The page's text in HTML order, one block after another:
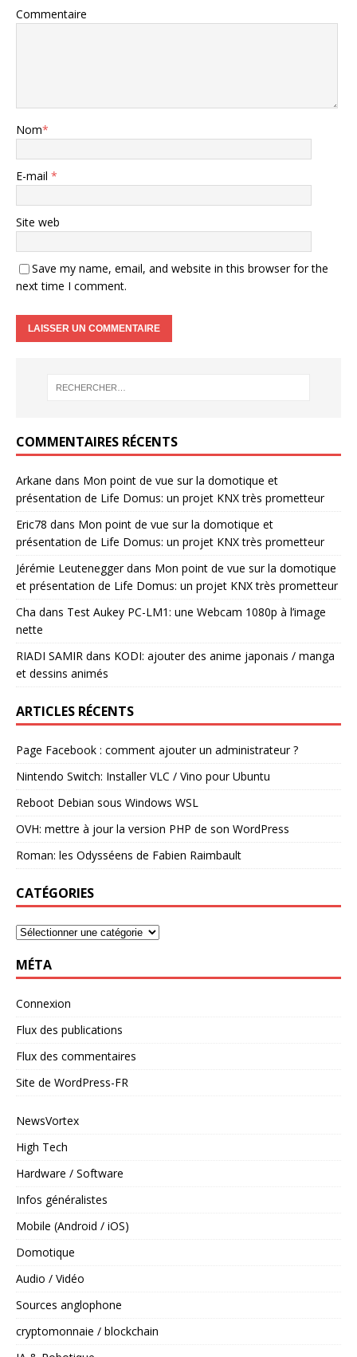
Commentaire
Nom*
E-mail *
Site web
Save my name, email, and website in this browser for the
next time I comment.
COMMENTAIRES RÉCENTS
Arkane dans Mon point de vue sur la domotique et
présentation de Life Domus: un projet KNX très prometteur
Eric78 dans Mon point de vue sur la domotique et
présentation de Life Domus: un projet KNX très prometteur
Jérémie Leuteneggerdans Mon point de vue sur la domotique
et présentation de Life Domus: un projet KNX très prometteur
Cha dans Test Aukey PC-LM1: une Webcam 1080p à l’image
nette
RIADI SAMIR dans KODI: ajouter des anime japonais / manga
et dessins animés
ARTICLES RÉCENTS
Page Facebook : comment ajouter un administrateur ?
Nintendo Switch: Installer VLC / Vino pour Ubuntu
Reboot Debian sous Windows WSL
OVH: mettre à jour la version PHP de son WordPress
Roman: les Odysséens de Fabien Raimbault
CATÉGORIES
MÉTA
Connexion
Flux des publications
Flux des commentaires
Site de WordPress-FR
NewsVortex
High Tech
Hardware / Software
Infos généralistes
Mobile (Android / iOS)
Domotique
Audio / Vidéo
Sources anglophone
cryptomonnaie / blockchain